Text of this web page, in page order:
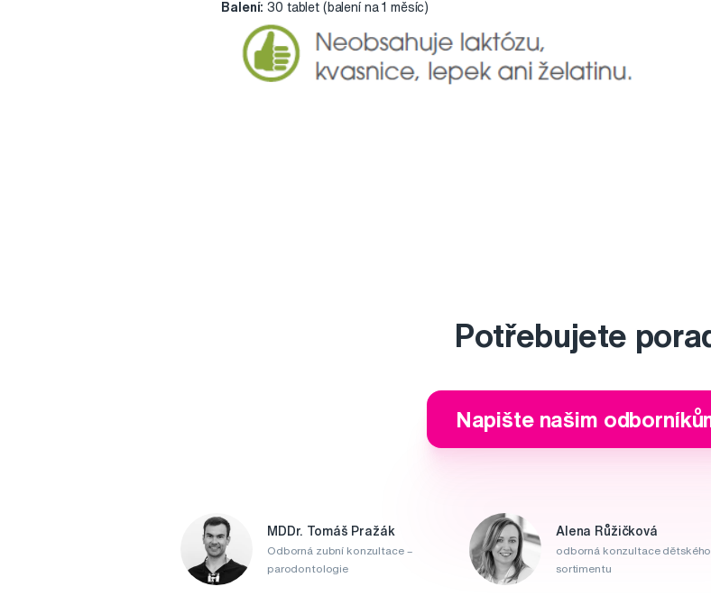
Balení: 30 tablet (balení na 1 měsíc)
Potřebujete
Napište našim
MDDr. Tomáš Pražák
Odborná zubní konzultace –
parodontologie
Alena Růžičková
odborná konzultace dětského
sortimentu